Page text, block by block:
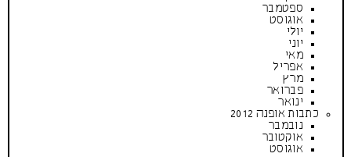
ספטמבר
אוגוסט
יולי
יוני
מאי
אפריל
מרץ
פברואר
ינואר
כתבות אופנה 2012
נובמבר
אוקטובר
אוגוסט